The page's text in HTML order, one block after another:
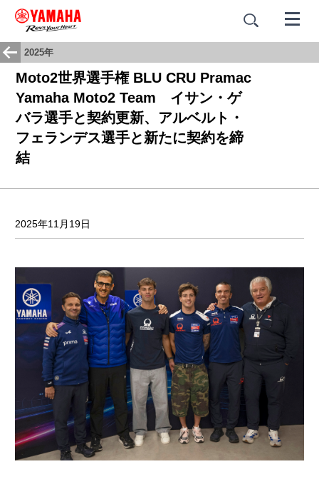
2025年
Moto2世界選手権 BLU CRU Pramac
Yamaha Moto2 Team イサン・ゲ
バラ選手と契約更新、アルベルト・
フェランデス選手と新たに契約を締
結
2025年11月19日